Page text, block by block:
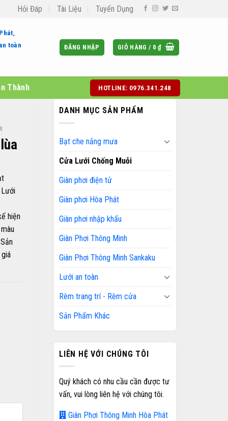
Hỏi Đáp Tài Liệu Tuyển Dụng
toàn ĐĂNG NHẬP GIỎ HÀNG / 0 ₫
Thành HOTLINE: 0976.341.248
DANH MỤC SẢN PHẨM
Bạt che nắng mưa
Cửa Lưới Chống Muỗi
Giàn phơi điện tử
Giàn phơi Hòa Phát
Giàn phơi nhập khẩu
Giàn Phơi Thông Minh
Giàn Phơi Thông Minh Sankaku
Lưới an toàn
Rèm trang trí - Rèm cửa
Sản Phẩm Khác
LIÊN HỆ VỚI CHÚNG TÔI
Quý khách có nhu cầu cần được tư
vấn, vui lòng liên hệ với chúng tôi.
Giàn Phơi Thông Minh Hòa Phát
Lưới
hiện